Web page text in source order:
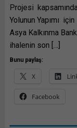
Projesi
Yolunun Yapımı
Asya Kalkınma
ihalenin son […]
Bunu paylaş:
X
Facebook